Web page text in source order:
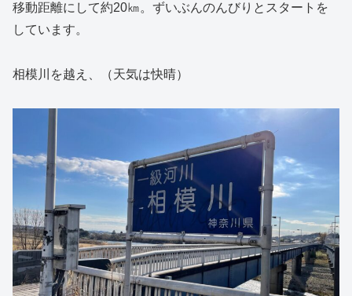
移動距離にして約20㎞。ずいぶんのんびりとスタートを
しています。
相模川を越え、（天気は快晴）